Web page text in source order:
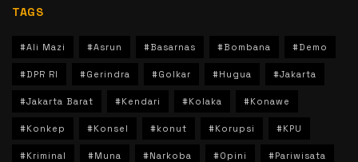
TAGS
#Ali Mazi #Asrun #Basarnas #Bombana #Demo
#DPR RI #Gerindra #Golkar #Hugua #Jakarta
#Jakarta Barat #Kendari #Kolaka #Konawe
#Konkep #Konsel #konut #Korupsi #KPU
#Kriminal #Muna #Narkoba #Opini #Pariwisata